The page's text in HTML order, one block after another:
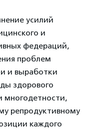
усилий
и
федераций,
проблем
и выработки
здорового
многодетности,
репродуктивному
каждого